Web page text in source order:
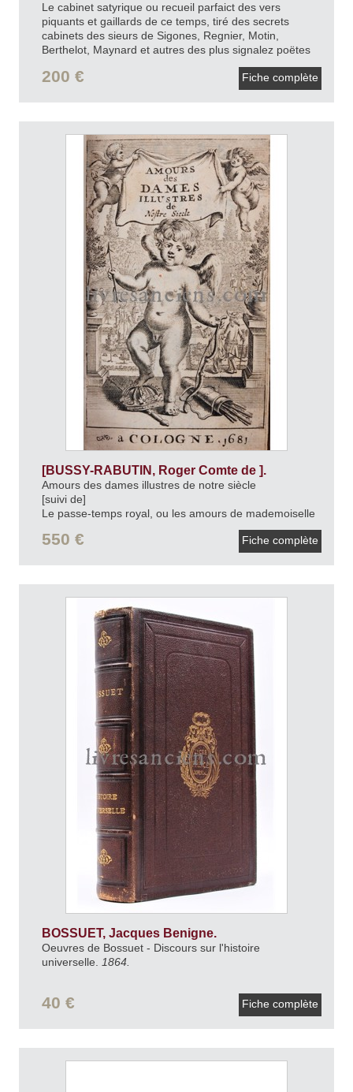
Le cabinet satyrique ou recueil parfaict des vers
piquants et gaillards de ce temps, tiré des secrets
cabinets des sieurs de Sigones, Regnier, Motin,
Berthelot, Maynard et autres des plus signalez poëtes
200 € Fiche complète
[BUSSY-RABUTIN, Roger Comte de ].
Amours des dames illustres de notre siècle
[suivi de]
Le passe-temps royal, ou les amours de mademoiselle
550 € Fiche complète
BOSSUET, Jacques Benigne.
Oeuvres de Bossuet - Discours sur l'histoire
universelle.
1864.
40 € Fiche complète